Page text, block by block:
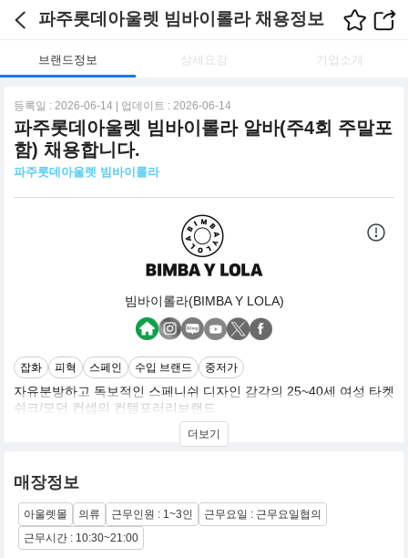
파주롯데아울렛 빔바이롤라 채용정보
브랜드정보 상세요강 기업소개
등록일 : 2026-06-14 | 업데이트 : 2026-06-14
파주롯데아울렛 빔바이롤라 알바(주4회 주말포
함) 채용합니다.
파주롯데아울렛 빔바이롤라
빔바이롤라(BIMBA Y LOLA)
잡화 피혁 스페인 수입 브랜드 중저가
자유분방하고 독보적인 스페니쉬 디자인 감각의 25~40세 여성 타켓
쉬크/모던 컨셉의 컨템포러리브랜드
더보기
매장정보
아울렛몰 의류 근무인원 : 1~3인
근무요일 : 근무요일협의
근무시간 : 10:30~21:00